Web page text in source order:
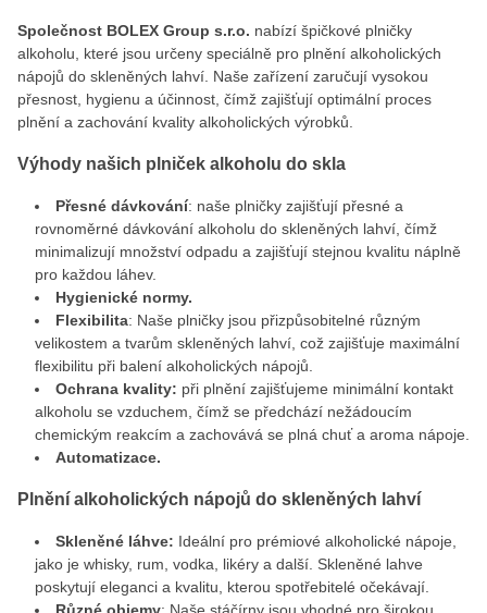
Společnost BOLEX Group s.r.o. nabízí špičkové plničky
alkoholu, které jsou určeny speciálně pro plnění alkoholických
nápojů do skleněných lahví. Naše zařízení zaručují vysokou
přesnost, hygienu a účinnost, čímž zajišťují optimální proces
plnění a zachování kvality alkoholických výrobků.
Výhody našich plniček alkoholu do skla
Přesné dávkování: naše plničky zajišťují přesné a
rovnoměrné dávkování alkoholu do skleněných lahví, čímž
minimalizují množství odpadu a zajišťují stejnou kvalitu náplně
pro každou láhev.
Hygienické normy.
Flexibilita: Naše plničky jsou přizpůsobitelné různým
velikostem a tvarům skleněných lahví, což zajišťuje maximální
flexibilitu při balení alkoholických nápojů.
Ochrana kvality: při plnění zajišťujeme minimální kontakt
alkoholu se vzduchem, čímž se předchází nežádoucím
chemickým reakcím a zachovává se plná chuť a aroma nápoje.
Automatizace.
Plnění alkoholických nápojů do skleněných lahví
Skleněné láhve: Ideální pro prémiové alkoholické nápoje,
jako je whisky, rum, vodka, likéry a další. Skleněné lahve
poskytují eleganci a kvalitu, kterou spotřebitelé očekávají.